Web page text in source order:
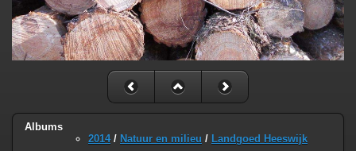
Albums
2014/ Natuur en milieu / Landgoed Heeswijk